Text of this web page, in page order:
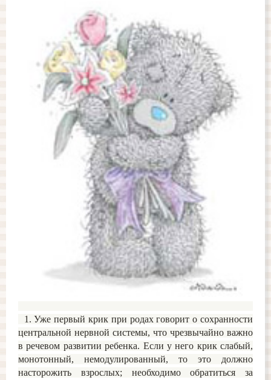
1. Уже первый крик при родах говорит о сохранности
центральной нервной системы, что чрезвычайно важно
в речевом развитии ребенка. Если у него крик слабый,
монотонный, немодулированный, то это должно
насторожить взрослых; необходимо обратиться за